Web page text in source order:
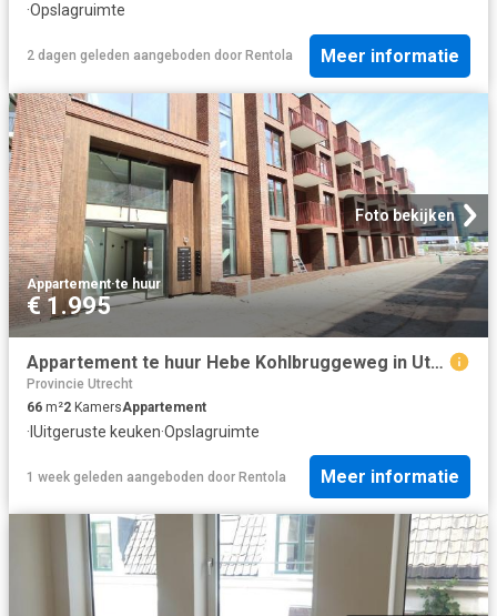
·Opslagruimte
2 dagen geleden aangeboden door Rentola Meer informatie
Foto bekijken
Appartement·te huur
€ 1.995
Appartement te huur Hebe Kohlbruggeweg in Utrecht voor € 1.995
Provincie Utrecht
66 m²2 KamersAppartement
· IUitgeruste keuken·Opslagruimte
1 week geleden aangeboden door Rentola Meer informatie